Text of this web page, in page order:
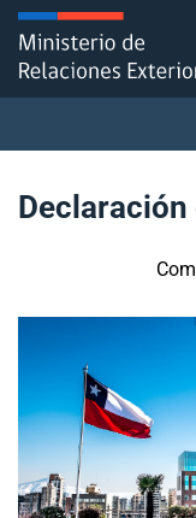
Click acá para ir
Embajadas y
Servicios
Subsecretaría de
Internacionales
Declaración